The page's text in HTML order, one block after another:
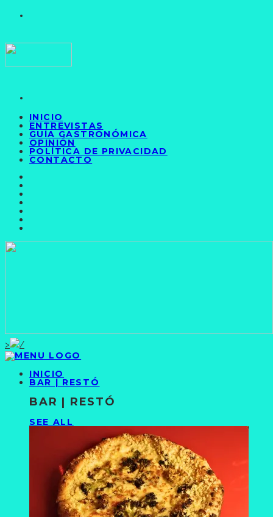
INICIO
ENTREVISTAS
GUÍA GASTRONÓMICA
OPINIÓN
POLÍTICA DE PRIVACIDAD
CONTACTO
>
INICIO
BAR | RESTÓ
BAR | RESTÓ
SEE ALL